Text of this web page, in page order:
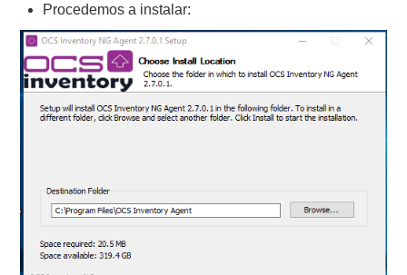
Procedemos a instalar: